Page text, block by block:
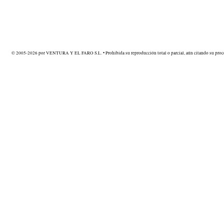
© 2005-2026 por VENTURA Y EL FARO S.L. • Prohibida su reproducción total o parcial, aún citando su